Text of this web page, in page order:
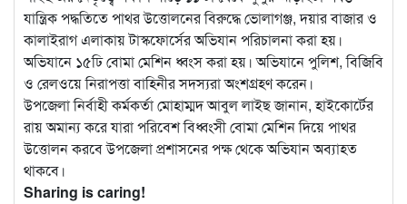
যান্ত্রিক পদ্ধতিতে পাথর উত্তোলনের বিরুদ্ধে ভোলাগঞ্জ, দয়ার বাজার ও
কালাইরাগ এলাকায় টাস্কফোর্সের অভিযান পরিচালনা করা হয়।
অভিযানে ১৫ঢি বোমা মেশিন ধ্বংস করা হয়। অভিযানে পুলিশ, বিজিবি
ও রেলওয়ে নিরাপত্তা বাহিনীর সদস্যরা অংশগ্রহণ করেন।
উপজেলা নির্বাহী কর্মকর্তা মোহাম্মদ আবুল লাইছ জানান, হাইকোর্টের
রায় অমান্য করে যারা পরিবেশ বিধ্বংসী বোমা মেশিন দিয়ে পাথর
উত্তোলন করবে উপজেলা প্রশাসনের পক্ষ থেকে অভিযান অব্যাহত
থাকবে।
Sharing is caring!